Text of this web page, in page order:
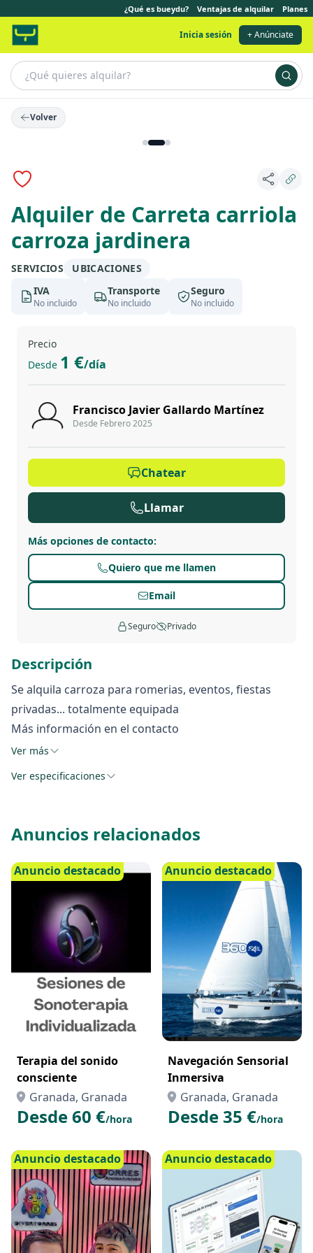
¿Qué es bueydu? Ventajas de alquilar Planes
Inicia sesión + Anúnciate
Volver
Alquiler de Carreta carriola
carroza jardinera
SERVICIOS
UBICACIONES
IVA
No incluido
Transporte
No incluido
Seguro
No incluido
Descripción
Se alquila carroza para romerias, eventos, fiestas
privadas... totalmente equipada
Más información en el contacto
Ver más
Ver especificaciones
Precio
Desde 1 €/día
Francisco Javier Gallardo Martínez
Desde Febrero 2025
Chatear
Llamar
Más opciones de contacto:
Quiero que me llamen
Email
Seguro Privado
Anuncios relacionados
Anuncio destacado
Terapia del sonido
consciente
Granada, Granada
Desde 60 €/hora
Anuncio destacado
Navegación Sensorial
Inmersiva
Granada, Granada
Desde 35 €/hora
Anuncio destacado Anuncio destacado